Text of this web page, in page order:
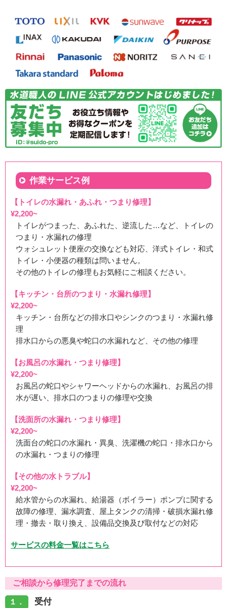
徳島県板野郡上板町へ洗濯排水つまり除去のご依頼でお伺
い致しました
2026/07/31
徳島県板野郡松茂町へ便器の水漏れ修理のご依頼でお伺い
致しました
2026/07/31
徳島県三好市池田町へ洗面所排水つまり除去のご依頼でお
伺い致しました
2026/07/31
徳島県阿波市市場町へ台所蛇口水漏れ修理のご依頼でお伺
いいたしました
徳島県美馬市脇町へ台所蛇口水漏れ修理のご依頼でお伺い
いたしました
徳島県徳島市八万町へトイレ水漏れ修理のご依頼でお伺い
いたしました
スタッフの修理報告や事例の一覧はこちら
作業サービス例
【トイレの水漏れ・あふれ・つまり修理】
¥2,200~
トイレがつまった、あふれた、逆流した…など、トイレの
つまり・水漏れの修理
ウォシュレット便座の交換なども対応、洋式トイレ・和式
トイレ・小便器の種類は問いません。
その他のトイレの修理もお気軽にご相談ください。
【キッチン・台所のつまり・水漏れ修理】
¥2,200~
キッチン・台所などの排水口やシンクのつまり・水漏れ修
理
排水口からの悪臭や蛇口の水漏れなど、その他の修理
【お風呂の水漏れ・つまり修理】
¥2,200~
お風呂の蛇口やシャワーヘッドからの水漏れ、お風呂の排
水が遅い、排水口のつまりの修理や交換
【洗面所の水漏れ・つまり修理】
¥2,200~
洗面台の蛇口の水漏れ・異臭、洗濯機の蛇口・排水口から
の水漏れ・つまりの修理
【その他の水トラブル】
¥2,200~
給水管からの水漏れ、給湯器（ボイラー）ポンプに関する
故障の修理、漏水調査、屋上タンクの清掃・破損水漏れ修
理・撤去・取り換え、設備品交換及び取付などの対応
サービスの料金一覧はこちら
ご相談から修理完了までの流れ
１． 受付